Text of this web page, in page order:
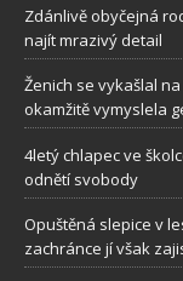
Zdánlivě obyčejná
najít mrazivý detail
Ženich se vykašlal
okamžitě vymyslela
4letý chlapec ve
odnětí svobody
Opuštěná slepice v
zachránce jí však